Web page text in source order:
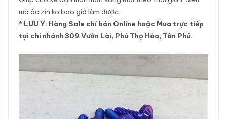
mà ốc zin ko bao giờ làm được.
* LƯU Ý: Hàng Sale chỉ bán Online hoặc Mua trực tiếp
tại chi nhánh 309 Vườn Lài, Phú Thọ Hòa, Tân Phú.